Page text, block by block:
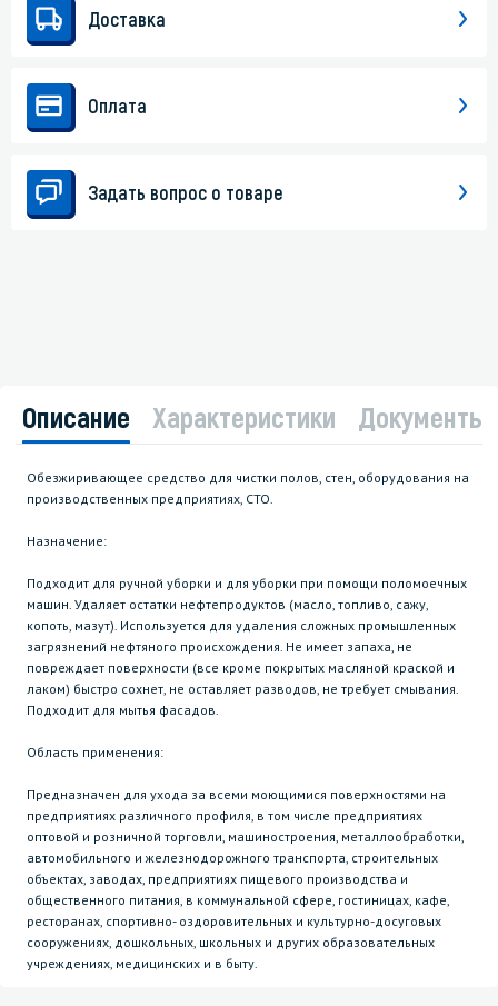
Доставка
Оплата
Задать вопрос о товаре
Описание Характеристики Документы
Обезжиривающее средство для чистки полов, стен, оборудования на
производственных предприятиях, СТО.
Назначение:
Подходит для ручной уборки и для уборки при помощи поломоечных
машин. Удаляет остатки нефтепродуктов (масло, топливо, сажу,
копоть, мазут). Используется для удаления сложных промышленных
загрязнений нефтяного происхождения. Не имеет запаха, не
повреждает поверхности (все кроме покрытых масляной краской и
лаком) быстро сохнет, не оставляет разводов, не требует смывания.
Подходит для мытья фасадов.
Область применения:
Предназначен для ухода за всеми моющимися поверхностями на
предприятиях различного профиля, в том числе предприятиях
оптовой и розничной торговли, машиностроения, металлообработки,
автомобильного и железнодорожного транспорта, строительных
объектах, заводах, предприятиях пищевого производства и
общественного питания, в коммунальной сфере, гостиницах, кафе,
ресторанах, спортивно- оздоровительных и культурно-досуговых
сооружениях, дошкольных, школьных и других образовательных
учреждениях, медицинских и в быту.